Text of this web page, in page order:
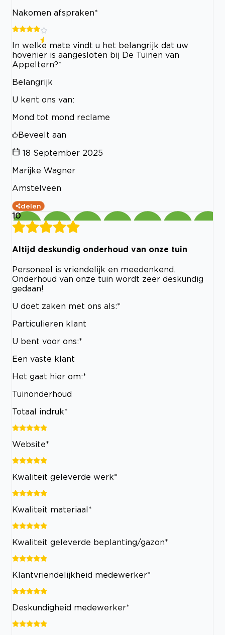
Nakomen afspraken*
In welke mate vindt u het belangrijk dat uw
hovenier is aangesloten bij De Tuinen van
Appeltern?*
Belangrijk
U kent ons van:
Mond tot mond reclame
Beveelt aan
18 September 2025
Marijke Wagner
Amstelveen
delen
10
Altijd deskundig onderhoud van onze tuin
Personeel is vriendelijk en meedenkend.
Onderhoud van onze tuin wordt zeer deskundig
gedaan!
U doet zaken met ons als:*
Particulieren klant
U bent voor ons:*
Een vaste klant
Het gaat hier om:*
Tuinonderhoud
Totaal indruk*
Website*
Kwaliteit geleverde werk*
Kwaliteit materiaal*
Kwaliteit geleverde beplanting/gazon*
Klantvriendelijkheid medewerker*
Deskundigheid medewerker*